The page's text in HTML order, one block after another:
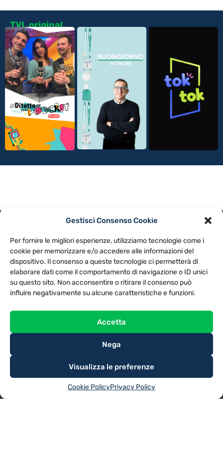
Gestisci Consenso Cookie
Per fornire le migliori esperienze, utilizziamo tecnologie come i
cookie per memorizzare e/o accedere alle informazioni del
dispositivo. Il consenso a queste tecnologie ci permetterà di
elaborare dati come il comportamento di navigazione o ID unici
su questo sito. Non acconsentire o ritirare il consenso può
influire negativamente su alcune caratteristiche e funzioni.
Accetta
Nega
Visualizza le preferenze
Cookie PolicyPrivacy Policy
TVL original
NOTE LEGALI
CONTATTACI PREFERENZE
TV LIBERA S.P.A.
Via Monteleonese 95/21 – 51100 Pistoia (PT)
Tel. 0573.9136 / Fax 0573.913615